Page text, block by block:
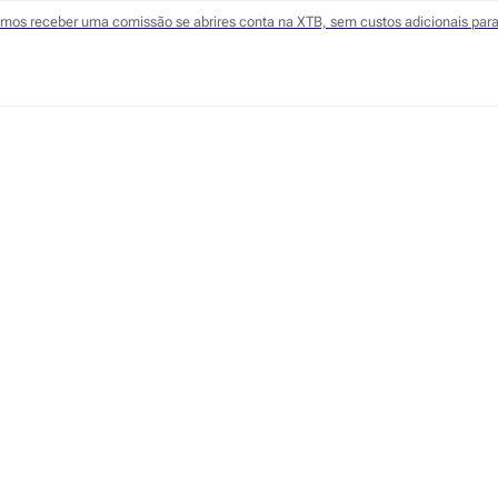
receber uma comissão se abrires conta na XTB, sem custos adicionais